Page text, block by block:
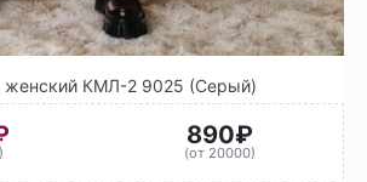
женский КМЛ-2 9025 (Серый)
890₽
(от 20000)